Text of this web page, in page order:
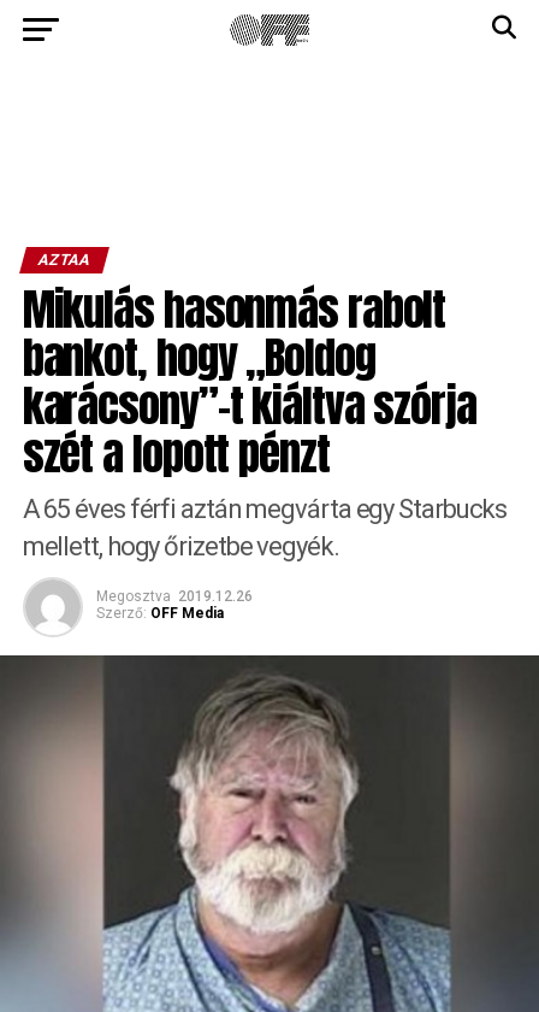
AZTAA
Mikulás hasonmás rabolt
bankot, hogy „Boldog
karácsony”-t kiáltva szórja
szét a lopott pénzt
A 65 éves férfi aztán megvárta egy Starbucks
mellett, hogy őrizetbe vegyék.
Megosztva 2019.12.26
Szerző: OFF Media